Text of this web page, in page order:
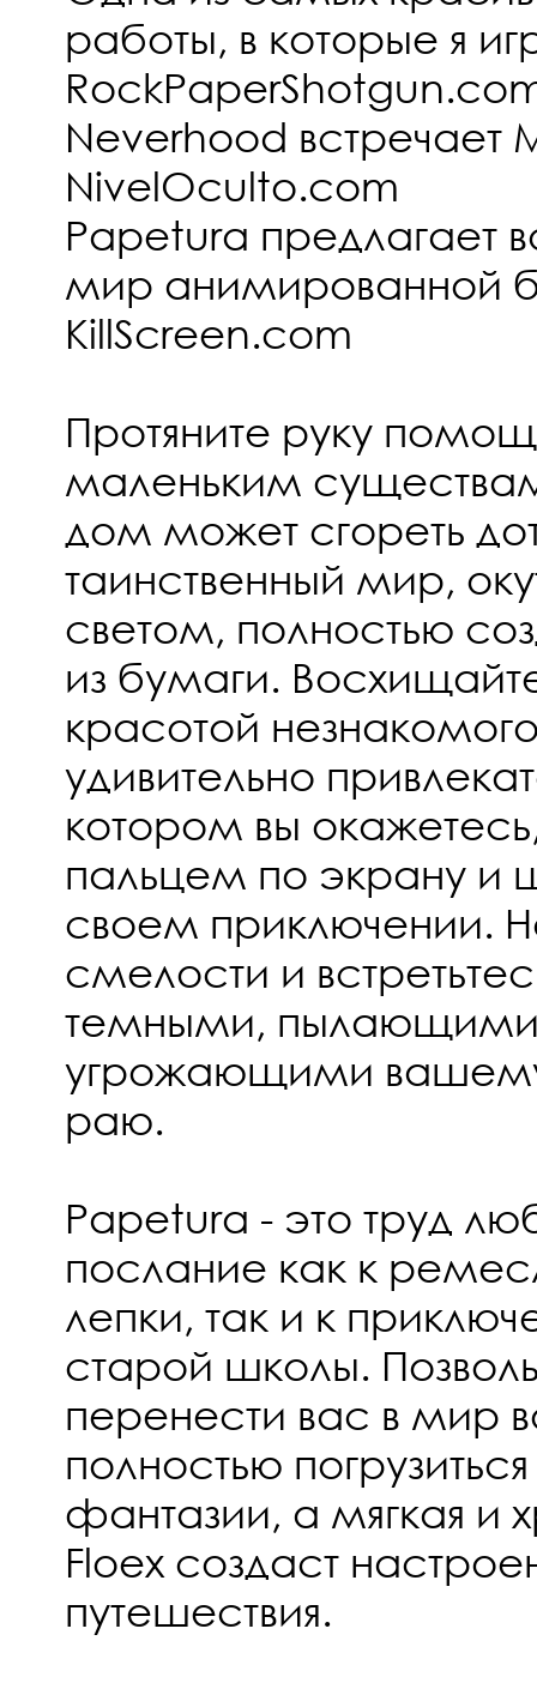
работы, в которые я
Neverhood
NivelOculto.com
Papetura предлагает
мир анимированной
KillScreen.com
Протяните руку
маленьким
дом может сгореть
таинственный мир,
светом, полностью
из бумаги.
красотой
удивительно
котором вы
пальцем по экрану и
своем приключении.
смелости и
темными,
угрожающими
раю.
Papetura - это труд
послание как к
лепки, так и к
старой школы.
перенести вас в мир
полностью
фантазии, а мягкая и
Floex создаст
путешествия.